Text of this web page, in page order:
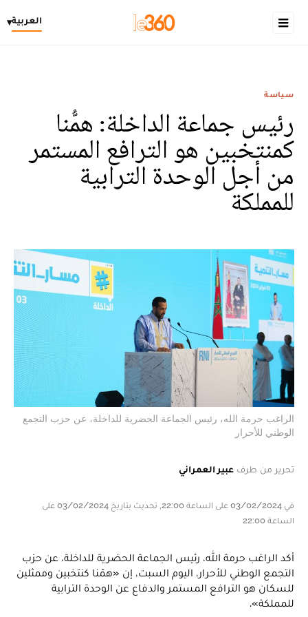
العربية▾
سياسة
رئيس جماعة الداخلة: همُّنا
كمنتخبين هو الترافع المستمر
من أجل الوحدة الترابية
للمملكة
الراغب حرمة الله، رئيس الجماعة الحضرية للداخلة، عن حزب التجمع
الوطني للأحرار
تحرير من طرف عبير العمراني
في 03/02/2024 على الساعة 22:00, تحديث بتاريخ 03/02/2024 على
الساعة 22:00
أكد الراغب حرمة الله، رئيس الجماعة الحضرية للداخلة، عن حزب
التجمع الوطني للأحرار، اليوم السبت، إن «همّنا كنتخبين وممثلين
للسكان هو الترافع المستمر والدفاع عن الوحدة الترابية
للمملكة».